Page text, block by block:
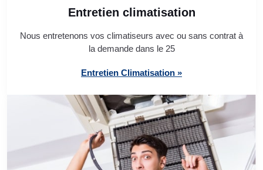
Entretien climatisation
Nous entretenons vos climatiseurs avec ou sans contrat à
la demande dans le 25
Entretien Climatisation »